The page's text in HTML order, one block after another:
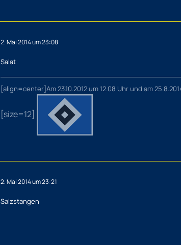
2. Mai 2014 um 23:08
Salat
[align=center]Am 23.10.2012 um 12.08 Uhr und am
[size=12]
2. Mai 2014 um 23:21
Salzstangen